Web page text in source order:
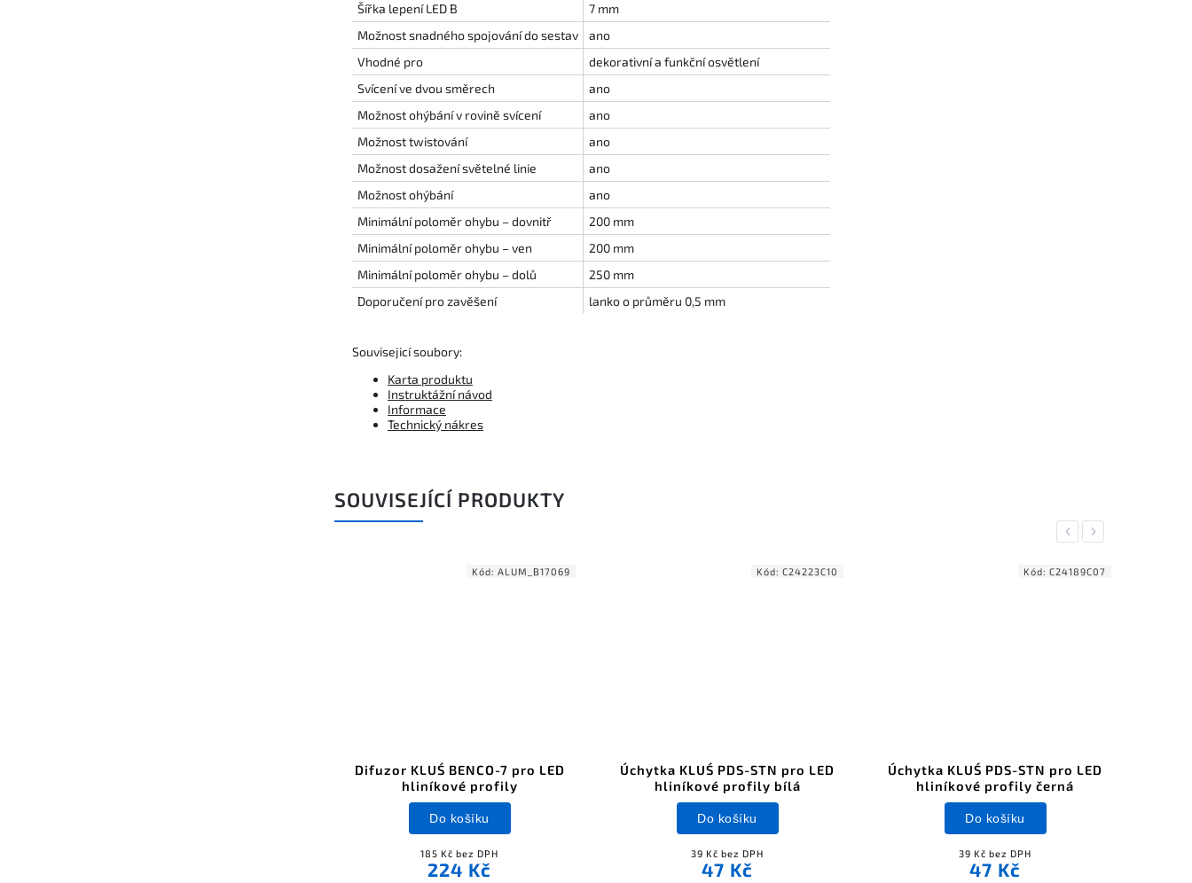
Šířka lepení LED B
7 mm
Možnost snadného spojování do sestav
ano
Vhodné pro
dekorativní a funkční osvětlení
Svícení ve dvou směrech
ano
Možnost ohýbání v rovině svícení
ano
Možnost twistování
ano
Možnost dosažení světelné linie
ano
Možnost ohýbání
ano
Minimální poloměr ohybu – dovnitř
200 mm
Minimální poloměr ohybu – ven
200 mm
Minimální poloměr ohybu – dolů
250 mm
Doporučení pro zavěšení
lanko o průměru 0,5 mm
Souvisejicí soubory:
Karta produktu
Instruktážní návod
Informace
Technický nákres
SOUVISEJÍCÍ PRODUKTY
Previous
Difuzor KLUŚ BENCO-7 pro LED
hliníkové profily
185 Kč bez DPH
224 Kč
Do košíku
Kód: ALUM_B17069
Úchytka KLUŚ PDS-STN pro LED
hliníkové profily bílá
39 Kč bez DPH
47 Kč
Do košíku
Kód: C24223C10
Úchytka KLUŚ PDS-STN pro LED
hliníkové profily černá
39 Kč bez DPH
47 Kč
Do košíku
Kód: C24189C07
Next